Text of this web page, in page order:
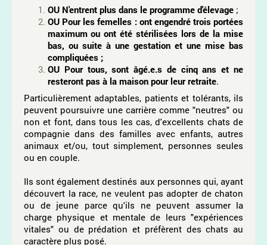
OU N'entrent plus dans le programme d'élevage ;
OU Pour les femelles : ont engendré trois portées
maximum ou ont été stérilisées lors de la mise
bas, ou suite à une gestation et une mise bas
compliquées ;
OU Pour tous, sont âgé.e.s de cinq ans et ne
resteront pas à la maison pour leur retraite.
Particulièrement adaptables, patients et tolérants, ils
peuvent poursuivre une carrière comme "neutres" ou
non et font, dans tous les cas, d'excellents chats de
compagnie dans des familles avec enfants, autres
animaux et/ou, tout simplement, personnes seules
ou en couple.
Ils sont également destinés aux personnes qui, ayant
découvert la race, ne veulent pas adopter de chaton
ou de jeune parce qu'ils ne peuvent assumer la
charge physique et mentale de leurs "expériences
vitales" ou de prédation et préfèrent des chats au
caractère plus posé.